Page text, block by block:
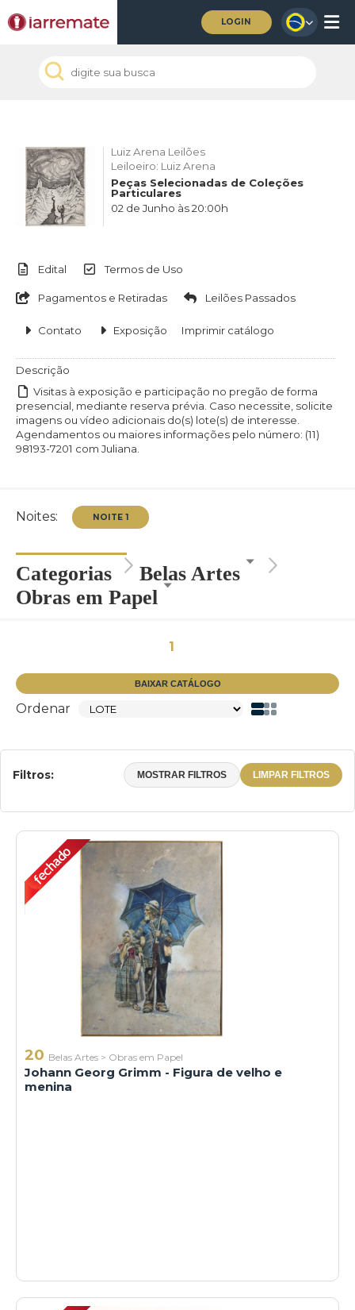
LOGIN
Luiz Arena Leilões
Leiloeiro: Luiz Arena
Peças Selecionadas de Coleções
Particulares
02 de Junho às 20:00h
Edital Termos de Uso
Pagamentos e Retiradas Leilões Passados
Contato Exposição Imprimir catálogo
Descrição
Visitas à exposição e participação no pregão de forma
presencial, mediante reserva prévia. Caso necessite, solicite
imagens ou vídeo adicionais do(s) lote(s) de interesse.
Agendamentos ou maiores informações pelo número: (11)
98193-7201 com Juliana.
Noites:
Categorias
Belas Artes
Obras em Papel
1
BAIXAR CATÁLOGO
Ordenar
Filtros: MOSTRAR FILTROS LIMPAR FILTROS
20 Belas Artes > Obras em Papel
Johann Georg Grimm - Figura de velho e
menina